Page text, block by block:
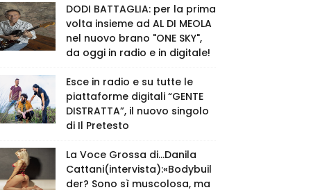
DODI BATTAGLIA: per la prima
volta insieme ad AL DI MEOLA
nel nuovo brano "ONE SKY",
da oggi in radio e in digitale!
Esce in radio e su tutte le
piattaforme digitali “GENTE
DISTRATTA”, il nuovo singolo
di Il Pretesto
La Voce Grossa di…Danila
Cattani(intervista):«Bodybuil
der? Sono sì muscolosa, ma